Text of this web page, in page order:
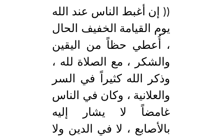
(( إن أغبط الناس عند الله
يوم القيامة الخفيف الحال
، أُعطي حظاً من اليقين
والشكر ، مع الصلاة لله ،
وذكر الله كثيراً في السر
والعلانية ، وكان في الناس
غامضاً لا يشار إليه
بالأصابع ، لا في الدين ولا